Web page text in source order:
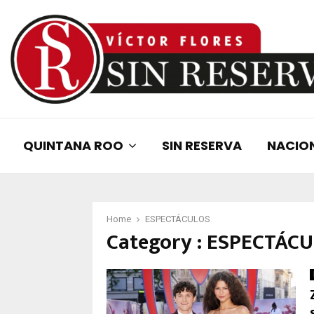
QUINTANA ROO SIN RESERVA
Home ESPECTÁCULOS
Category :